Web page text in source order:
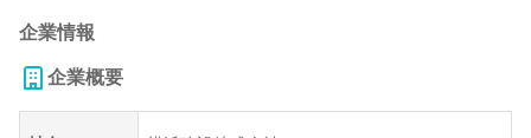
企業情報
企業概要